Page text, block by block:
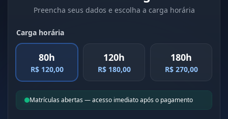
Preencha seus dados e escolha a carga horária
Carga horária
80h
R$ 120,00
120h
R$ 180,00
180h
R$ 270,00
Matrículas abertas — acesso imediato após o pagamento